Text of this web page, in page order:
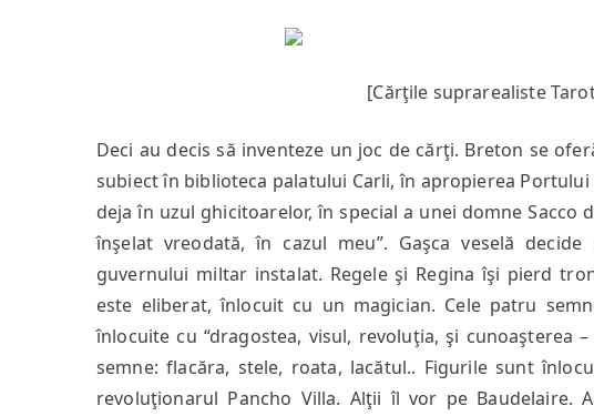
[Cărţile suprarealiste
Deci au decis să inventeze un joc de cărţi. Breton se
subiect în biblioteca palatului Carli, în apropierea
deja în uzul ghicitoarelor, în special a unei domne Sacco
înşelat vreodată, în cazul meu”. Gaşca veselă
guvernului miltar instalat. Regele şi Regina îşi pierd
este eliberat, înlocuit cu un magician. Cele patru
înlocuite cu “dragostea, visul, revoluţia, şi cunoaşterea
semne: flacăra, stele, roata, lacătul.. Figurile sunt
revoluţionarul Pancho Villa. Alţii îl vor pe Baudelaire.